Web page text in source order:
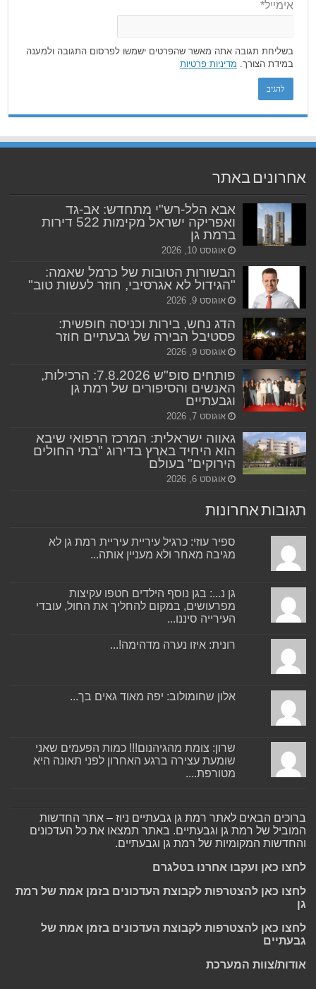
אימייל*
בשליחת תגובה אתה מאשר שהפרטים ישמשו לפרסום התגובה ולמענה
במידת הצורך. מדיניות פרטיות
אחרונים באתר
אבא הלל-רש"י מתחדש: אב-גד
ואפריקה ישראל מקימות 522 דירות
ברמת גן
אוגוסט 10, 2026
הבשורות הטובות של כרמל שאמה:
"הגידול לא אגרסיבי, חוזר לעשות טוב"
אוגוסט 9, 2026
הדג נחש, בירות וכניסה חופשית:
פסטיבל הבירה של גבעתיים חוזר
אוגוסט 9, 2026
פותחים סופ"ש 7.8.2026: הרכילות,
האנשים והסיפורים של רמת גן
וגבעתיים
אוגוסט 7, 2026
גאווה ישראלית: המרכז הרפואי שיבא
הוא היחיד בארץ בדירוג "בתי החולים
הירוקים" בעולם
אוגוסט 6, 2026
תגובות אחרונות
ספיר עוזי: כרגיל עיריית עיריית רמת גן לא
מגיבה מאחר ולא מעניין אותה...
גן נ...: בגן נוסף הילדים חטפו עקיצות
מפרעושים, במקום להחליך את החול, עובדי
העירייה סיננו...
רונית: איזו נערה מדהימה!...
אלון שחומולוב: יפה מאוד גאים בך...
שרון: צומת מהגיהנום!!! כמות הפעמים שאני
שומעת עצירה ברגע האחרון לפני תאונה היא
מטורפת....
ברוכים הבאים לאתר רמת גן גבעתיים ניוז – אתר החדשות
המוביל של רמת גן וגבעתיים. באתר תמצאו את כל העדכונים
והחדשות המקומיות של רמת גן וגבעתיים.
לחצו כאן ועקבו אחרנו בטלגרם
לחצו כאן להצטרפות לקבוצת העדכונים בזמן אמת של רמת
גן
לחצו כאן להצטרפות לקבוצת העדכונים בזמן אמת של
גבעתיים
אודות/צוות המערכת